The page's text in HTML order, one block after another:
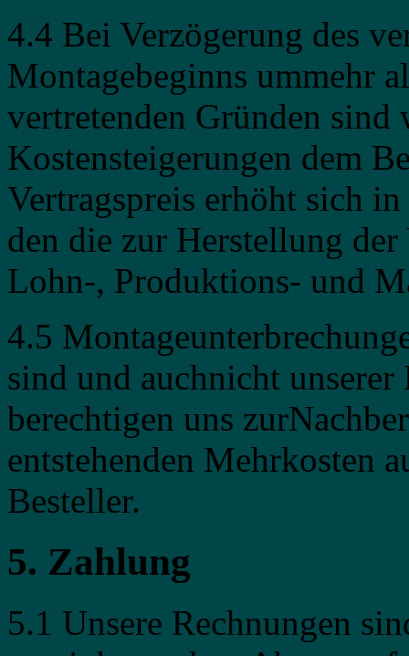
4.4 Bei Verzögerung des
Montagebeginns ummehr
vertretenden Gründen
Kostensteigerungen dem
Vertragspreis erhöht sich
den die zur Herstellung
Lohn-, Produktions- und
4.5
sind und auchnicht
berechtigen uns
entstehenden Mehrkosten
Besteller.
5. Zahlung
5.1 Unsere Rechnungen